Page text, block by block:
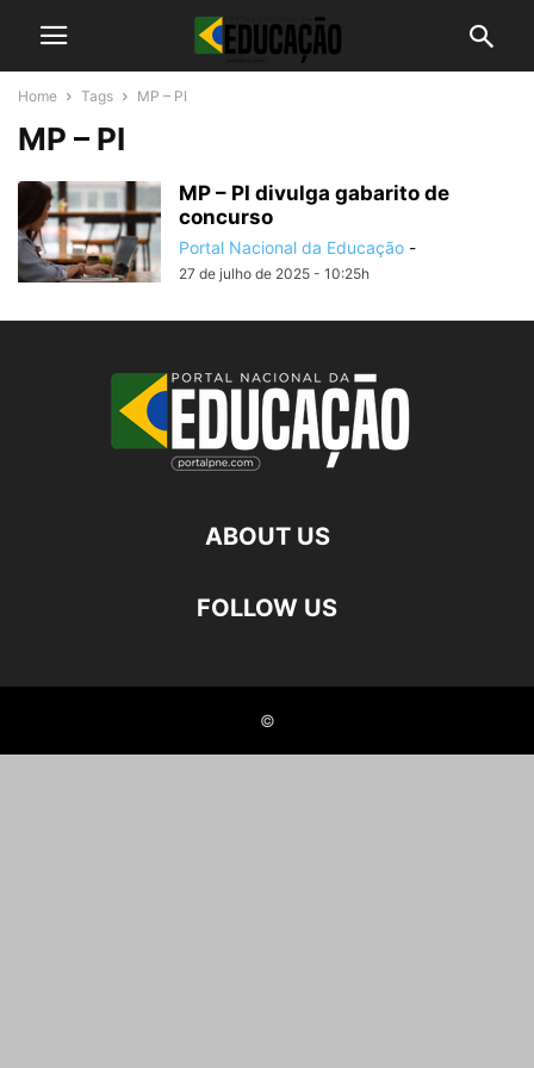
Home Tags MP – PI
MP – PI
MP – PI divulga gabarito de
concurso
Portal Nacional da Educação -
27 de julho de 2025 - 10:25h
ABOUT US
FOLLOW US
©